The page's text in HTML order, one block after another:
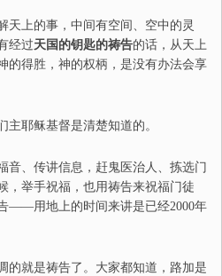
天上的事，中间有空间、空中的灵
经过天国的钥匙的祷告的话，从天上
得胜，神的权柄，是没有办法会享
耶稣基督是清楚知道的。
音、传讲信息，赶鬼医治人、拣选门
，举手祝福，也用祷告来祝福门徒
——用地上的时间来讲是已经2000年
的就是祷告了。大家都知道，路加是